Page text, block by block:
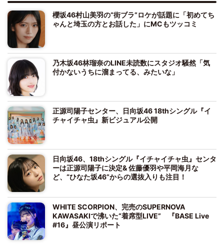
櫻坂46村山美羽の“街ブラ”ロケが話題に「初めてち
ゃんと埼玉の方とお話した」にMCもツッコミ
乃木坂46林瑠奈のLINE未読数にスタジオ騒然「気
付かないうちに溜まってる、みたいな」
正源司陽子センター、日向坂46 18thシングル『イ
チャイチャ虫』新ビジュアル公開
日向坂46、18thシングル『イチャイチャ虫』センタ
ーは正源司陽子に決定& 佐藤優羽や平岡海月な
ど、“ひなた坂46”からの選抜入りも注目！
WHITE SCORPION、完売のSUPERNOVA
KAWASAKIで沸いた“着席型LIVE” 『BASE Live
#16』昼公演リポート